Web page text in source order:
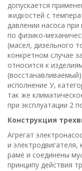
допускается
жидкостей с
давлении насоса
по физико-
(масел, дизельного
конкретном случае
относится к
исполнение У,
так же
при эксплуатации 2
Конструкция
Агрегат
и
раме и соединены
принципу действия